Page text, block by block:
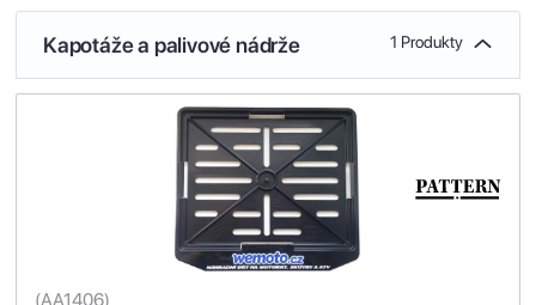
Kapotáže a palivové nádrže 1 Produkty
(AA1406)